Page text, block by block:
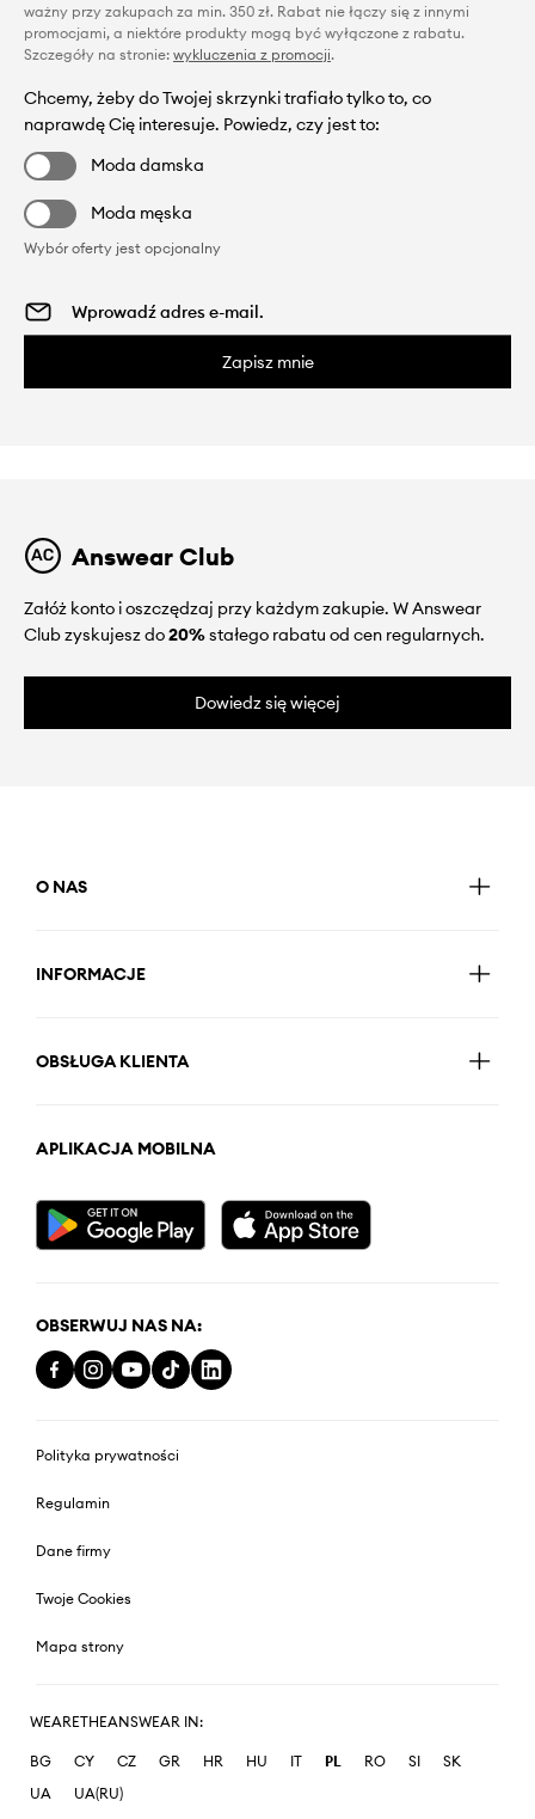
ważny przy zakupach za min. 350 zł. Rabat nie łączy się z innymi
promocjami, a niektóre produkty mogą być wyłączone z rabatu.
Szczegóły na stronie: wykluczenia z promocji.
Chcemy, żeby do Twojej skrzynki trafiało tylko to, co
naprawdę Cię interesuje. Powiedz, czy jest to:
Moda damska
Moda męska
Wybór oferty jest opcjonalny
Zapisz mnie
Answear Club
Załóż konto i oszczędzaj przy każdym zakupie. W Answear
Club zyskujesz do20%stałego rabatu od cen regularnych.
Dowiedz się więcej
O NAS
INFORMACJE
OBSŁUGA KLIENTA
APLIKACJA MOBILNA
OBSERWUJ NAS NA:
Polityka prywatności
Regulamin
Dane firmy
Twoje Cookies
Mapa strony
WEARETHEANSWEAR IN:
BG CY CZ GR HR HU IT PL RO SI
SK
UA
UA(RU)